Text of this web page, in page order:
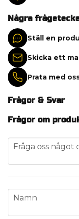
Några
Ställ en
Skicka ett
Prata med
Frågor & Svar
Frågor om
question
Fråga oss
name
Namn